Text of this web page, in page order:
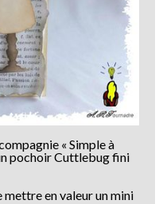
« Simple à
pochoir Cuttlebug fini
mettre en valeur un mini